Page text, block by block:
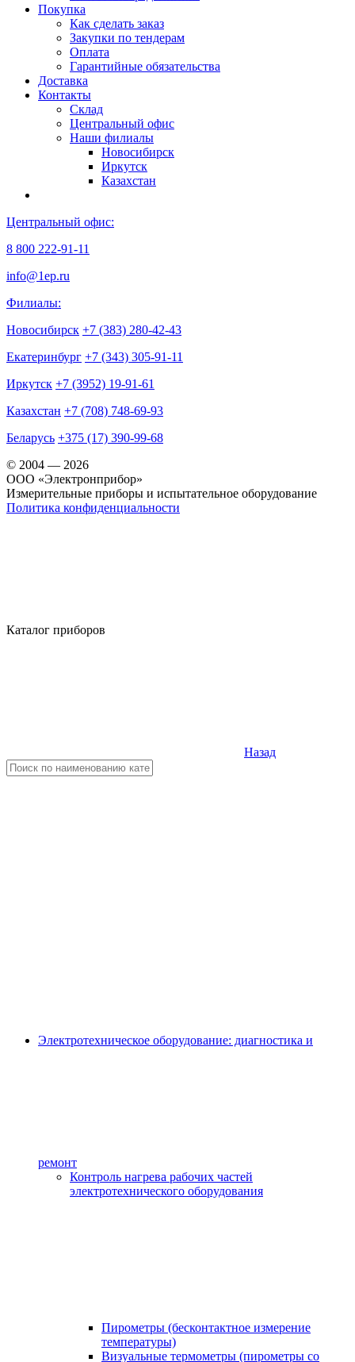
Покупка
Как сделать заказ
Закупки по тендерам
Оплата
Гарантийные обязательства
Доставка
Контакты
Склад
Центральный офис
Наши филиалы
Новосибирск
Иркутск
Казахстан
Центральный офис:
8 800 222-91-11
info@1ep.ru
Филиалы:
Новосибирск +7 (383) 280-42-43
Екатеринбург +7 (343) 305-91-11
Иркутск +7 (3952) 19-91-61
Казахстан +7 (708) 748-69-93
Беларусь +375 (17) 390-99-68
© 2004 — 2026
OOO «Электронприбор»
Измерительные приборы и испытательное оборудование
Политика конфиденциальности
Каталог приборов
Назад
Электротехническое оборудование: диагностика и
ремонт
Контроль нагрева рабочих частей
электротехнического оборудования
Пирометры (бесконтактное измерение
температуры)
Визуальные термометры (пирометры со